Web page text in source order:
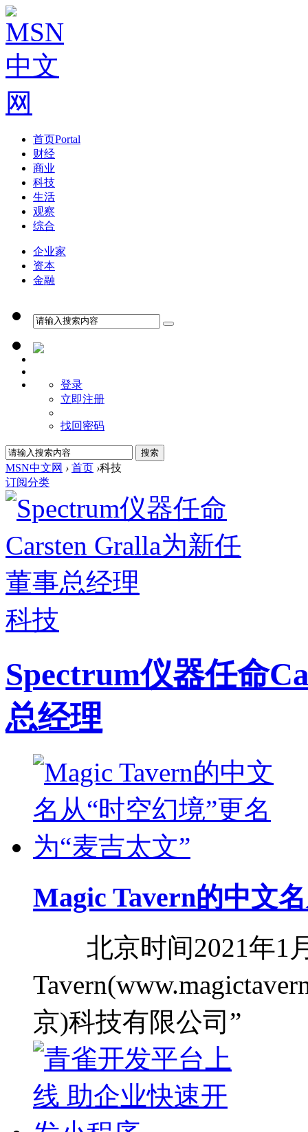
首页Portal
财经
商业
科技
生活
观察
综合
企业家
资本
金融
登录
立即注册
找回密码
MSN中文网 › 首页 ›科技
订阅分类
科技
Spectrum仪器任命
总经理
Magic Tavern的中文
北京时间2021年1月
京)科技有限公司”